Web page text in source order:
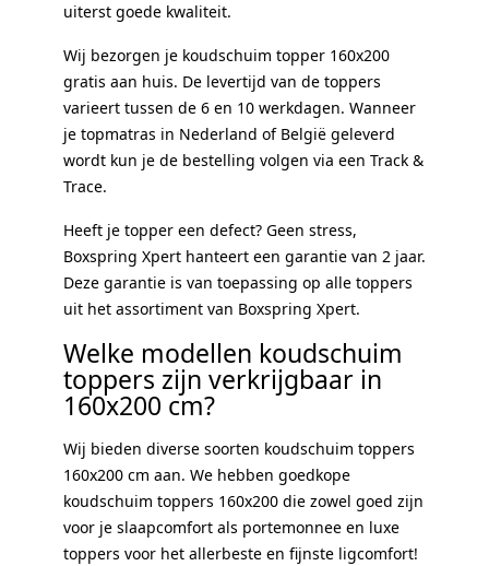
uiterst goede kwaliteit.
Wij bezorgen je koudschuim topper 160x200
gratis aan huis. De levertijd van de toppers
varieert tussen de 6 en 10 werkdagen. Wanneer
je topmatras in Nederland of België geleverd
wordt kun je de bestelling volgen via een Track &
Trace.
Heeft je topper een defect? Geen stress,
Boxspring Xpert hanteert een garantie van 2 jaar.
Deze garantie is van toepassing op alle toppers
uit het assortiment van Boxspring Xpert.
Welke modellen koudschuim
toppers zijn verkrijgbaar in
160x200 cm?
Wij bieden diverse soorten koudschuim toppers
160x200 cm aan. We hebben goedkope
koudschuim toppers 160x200 die zowel goed zijn
voor je slaapcomfort als portemonnee en luxe
toppers voor het allerbeste en fijnste ligcomfort!